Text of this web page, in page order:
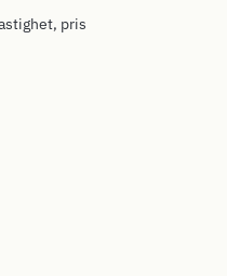
pris